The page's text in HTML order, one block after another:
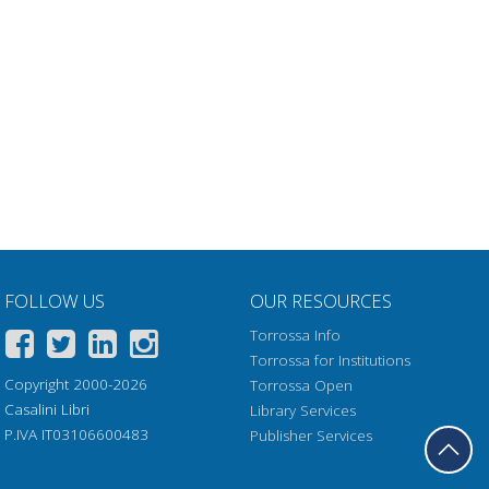
FOLLOW US
Copyright 2000-2026
Casalini Libri
P.IVA IT03106600483
OUR RESOURCES
Torrossa Info
Torrossa for Institutions
Torrossa Open
Library Services
Publisher Services